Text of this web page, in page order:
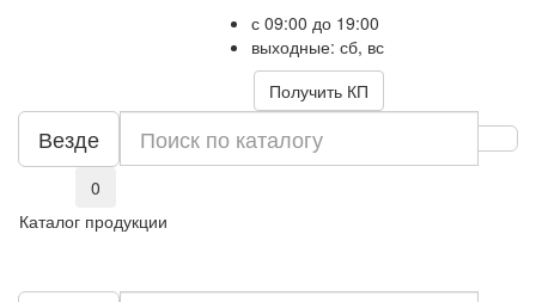
с 09:00 до 19:00
выходные: сб, вс
Получить КП
Везде
0
Каталог продукции